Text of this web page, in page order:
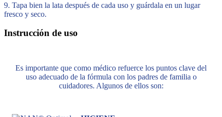
9. Tapa bien la lata después de cada uso y guárdala en un lugar
fresco y seco.
Instrucción de uso
Es importante que como médico refuerce los puntos clave del
uso adecuado de la fórmula con los padres de familia o
cuidadores. Algunos de ellos son: